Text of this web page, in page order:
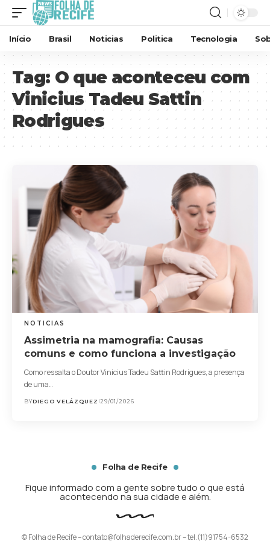
Início Brasil Noticias Politica Tecnologia
Tag: O que aconteceu com
Vinicius Tadeu Sattin
Rodrigues
NOTICIAS
Assimetria na mamografia: Causas
comuns e como funciona a investigação
Como ressalta o Doutor Vinicius Tadeu Sattin Rodrigues, a presença
de uma…
BYDIEGO VELÁZQUEZ 29/01/2026
Folha de Recife
Fique informado com a gente sobre tudo o que está
acontecendo na sua cidade e além.
© Folha de Recife –contato@folhaderecife.com.br– tel.(11)91754-6532